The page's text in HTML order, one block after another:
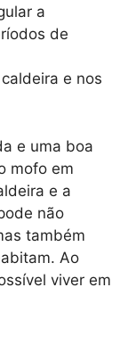
a
de
e nos
e uma boa
mofo em
e a
não
também
Ao
viver em